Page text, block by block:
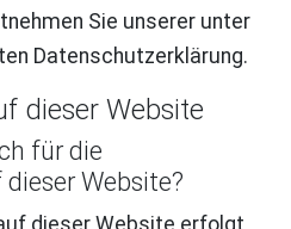
Sie unserer unter
Datenschutzerklärung.
dieser Website
für die
Website?
dieser Website erfolgt